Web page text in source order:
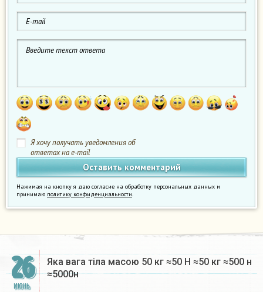
Я хочу получать уведомления об
ответах на e-mail
Нажимая на кнопку я даю согласие на обработку персональных данных и
принимаю политику конфиденциальности.
26
ИЮНЬ
Яка вага тіла масою 50 кг ≈50 Н ≈50 кг ≈500 н
≈5000н​